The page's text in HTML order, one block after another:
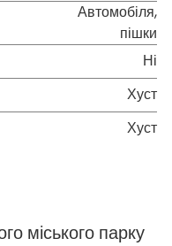
Автомобіля,
пішки
Ні
Хуст
Хуст
міського парку